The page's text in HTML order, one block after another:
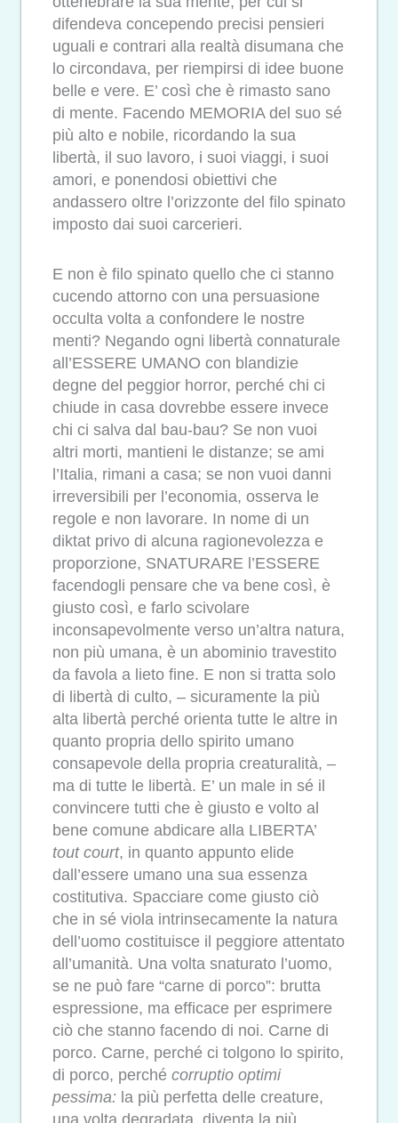
difendeva concependo precisi pensieri
uguali e contrari alla realtà disumana che
lo circondava, per riempirsi di idee buone
belle e vere. E’ così che è rimasto sano
di mente. Facendo MEMORIA del suo sé
più alto e nobile, ricordando la sua
libertà, il suo lavoro, i suoi viaggi, i suoi
amori, e ponendosi obiettivi che
andassero oltre l’orizzonte del filo spinato
imposto dai suoi carcerieri.
E non è filo spinato quello che ci stanno
cucendo attorno con una persuasione
occulta volta a confondere le nostre
menti? Negando ogni libertà connaturale
all’ESSERE UMANO con blandizie
degne del peggior horror, perché chi ci
chiude in casa dovrebbe essere invece
chi ci salva dal bau-bau? Se non vuoi
altri morti, mantieni le distanze; se ami
l’Italia, rimani a casa; se non vuoi danni
irreversibili per l’economia, osserva le
regole e non lavorare. In nome di un
diktat privo di alcuna ragionevolezza e
proporzione, SNATURARE l’ESSERE
facendogli pensare che va bene così, è
giusto così, e farlo scivolare
inconsapevolmente verso un’altra natura,
non più umana, è un abominio travestito
da favola a lieto fine. E non si tratta solo
di libertà di culto, – sicuramente la più
alta libertà perché orienta tutte le altre in
quanto propria dello spirito umano
consapevole della propria creaturalità, –
ma di tutte le libertà. E’ un male in sé il
convincere tutti che è giusto e volto al
bene comune abdicare alla LIBERTA’
tout court, in quanto appunto elide
dall’essere umano una sua essenza
costitutiva. Spacciare come giusto ciò
che in sé viola intrinsecamente la natura
dell’uomo costituisce il peggiore attentato
all’umanità. Una volta snaturato l’uomo,
se ne può fare “carne di porco”: brutta
espressione, ma efficace per esprimere
ciò che stanno facendo di noi. Carne di
porco. Carne, perché ci tolgono lo spirito,
di porco, perché corruptio optimi
pessima: la più perfetta delle creature,